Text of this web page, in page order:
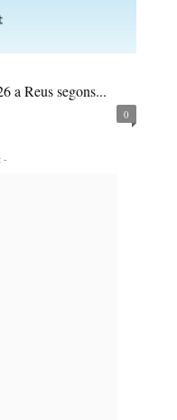
a Reus segons...
0
-